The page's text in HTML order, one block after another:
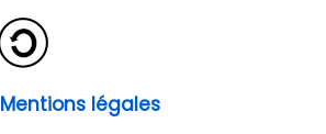
Mentions légales